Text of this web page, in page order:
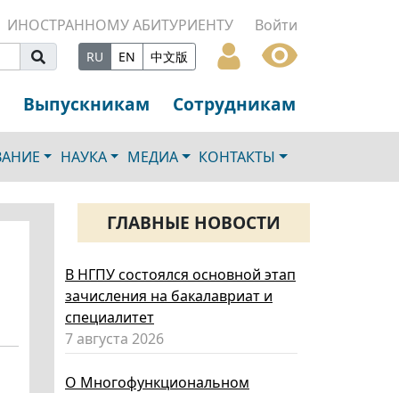
ИНОСТРАННОМУ АБИТУРИЕНТУ Войти
RU EN 中文版
Выпускникам Сотрудникам
НАУКА МЕДИА КОНТАКТЫ
ГЛАВНЫЕ НОВОСТИ
В НГПУ состоялся основной этап
зачисления на бакалавриат и
специалитет
7 августа 2026
О Многофункциональном